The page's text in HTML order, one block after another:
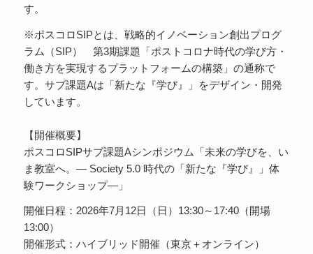
す。
※ポスコロSIPとは、戦略的イノベーション創出プログ
ラム（SIP） 第3期課題「ポストコロナ時代の学び方・
働き方を実現するプラットフォームの構築」の通称で
す。サブ課題Aは「新たな『学び』」をデザイン・開発
しています。
【開催概要】
ポスコロSIPサブ課題Aシンポジウム「未来の学びを、い
ま教室へ。― Society 5.0 時代の「新たな『学び』」体
験ワークショップ―」
開催日程：2026年7月12日（日）13:30～17:40（開場
13:00）
開催形式：ハイブリッド開催（東京＋オンライン）